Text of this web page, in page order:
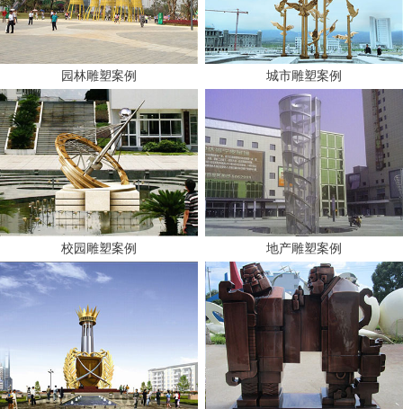
园林雕塑案例
校园雕塑案例
城市雕塑案例
地产雕塑案例